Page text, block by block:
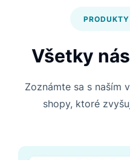
Všetky
Zoznámte sa s naším
shopy, ktoré